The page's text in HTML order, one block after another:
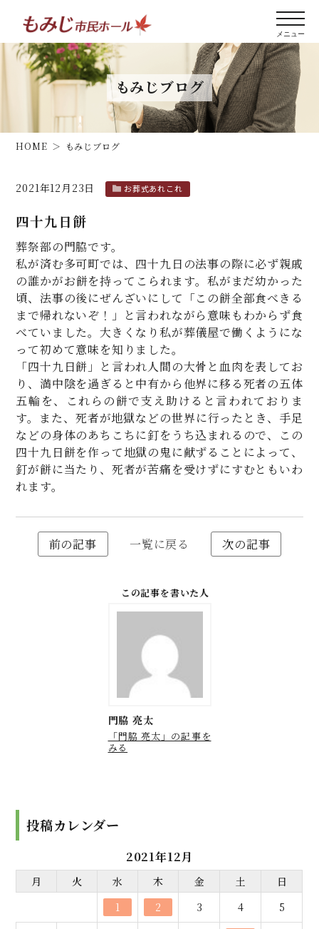
もみじブログ
HOME もみじブログ
2021年12月23日 お葬式あれこれ
四十九日餅
葬祭部の門脇です。
私が済む多可町では、四十九日の法事の際に必ず親戚
の誰かがお餅を持ってこられます。私がまだ幼かった
頃、法事の後にぜんざいにして「この餅全部食べきる
まで帰れないぞ！」と言われながら意味もわからず食
べていました。大きくなり私が葬儀屋で働くようにな
って初めて意味を知りました。
「四十九日餅」と言われ人間の大骨と血肉を表してお
り、満中陰を過ぎると中有から他界に移る死者の五体
五輪を、これらの餅で支え助けると言われておりま
す。また、死者が地獄などの世界に行ったとき、手足
などの身体のあちこちに釘をうち込まれるので、この
四十九日餅を作って地獄の鬼に献ずることによって、
釘が餅に当たり、死者が苦痛を受けずにすむともいわ
れます。
前の記事 一覧に戻る 次の記事
この記事を書いた人
門脇 亮太
「門脇 亮太」の記事を
みる
投稿カレンダー
2021年12月
月 火 水 木 金 土
日
1
2 3 4 5